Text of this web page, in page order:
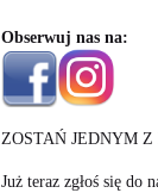
Obserwuj nas na:
ZOSTAŃ JEDNYM Z
Już teraz zgłoś się do